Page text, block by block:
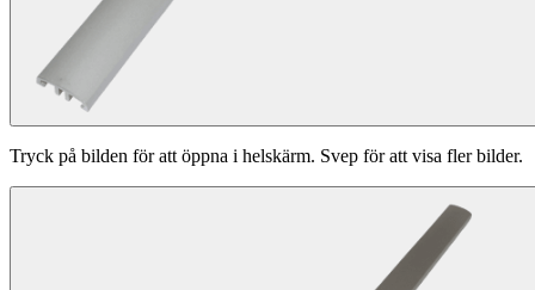
Tryck på bilden för att öppna i helskärm. Svep för att visa fler bilder.